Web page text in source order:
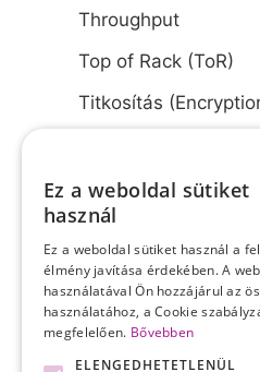
Throughput
Top of Rack (ToR)
Titkosítás
Ez a weboldal sütiket
használ
Ez a weboldal sütiket használ a
élmény javítása érdekében. A
használatával Ön hozzájárul az
használatához, a Cookie
megfelelően. Bővebben
ELENGEDHETETLENÜL